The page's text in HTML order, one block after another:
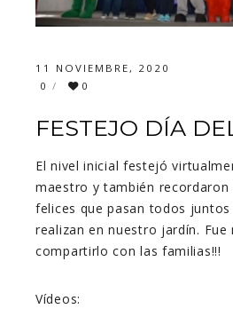
11 NOVIEMBRE, 2020
0
0
FESTEJO DÍA
El nivel inicial festejó
maestro y también
felices que pasan todos
realizan en nuestro jardín. Fue
compartirlo con las familias!!!
Vídeos: